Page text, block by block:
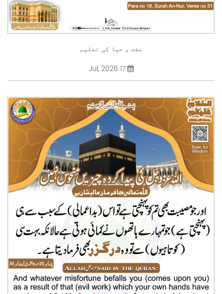
عفت و حیا کی تعلیم
17 Jul, 2026